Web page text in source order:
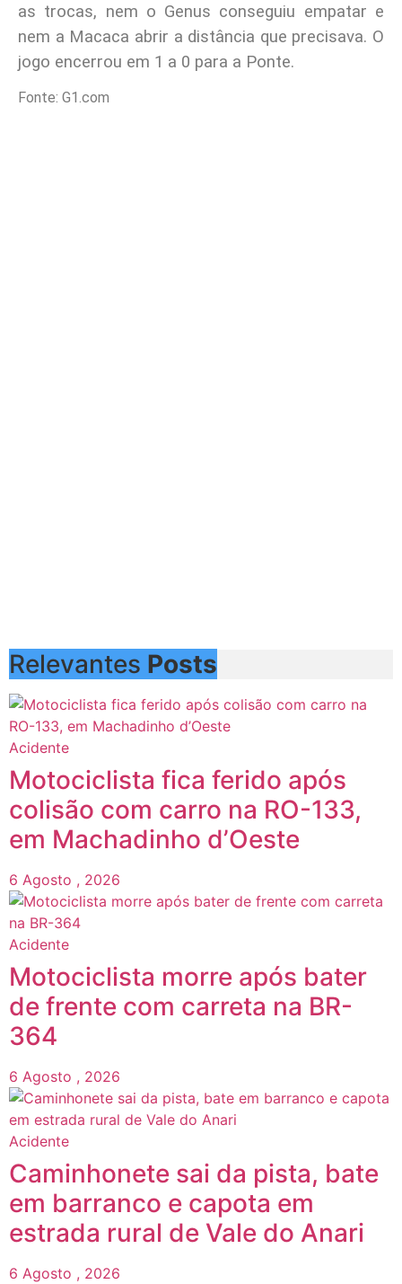
as trocas, nem o Genus conseguiu empatar e
nem a Macaca abrir a distância que precisava. O
jogo encerrou em 1 a 0 para a Ponte.
Fonte: G1.com
Relevantes Posts
Acidente
Motociclista fica ferido após
colisão com carro na RO-133,
em Machadinho d’Oeste
6 Agosto , 2026
Acidente
Motociclista morre após bater
de frente com carreta na BR-
364
6 Agosto , 2026
Acidente
Caminhonete sai da pista, bate
em barranco e capota em
estrada rural de Vale do Anari
6 Agosto , 2026